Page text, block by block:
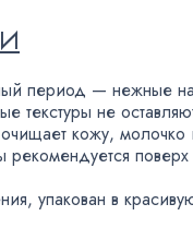
период — нежные
текстуры не
кожу, молочко
, упакован в